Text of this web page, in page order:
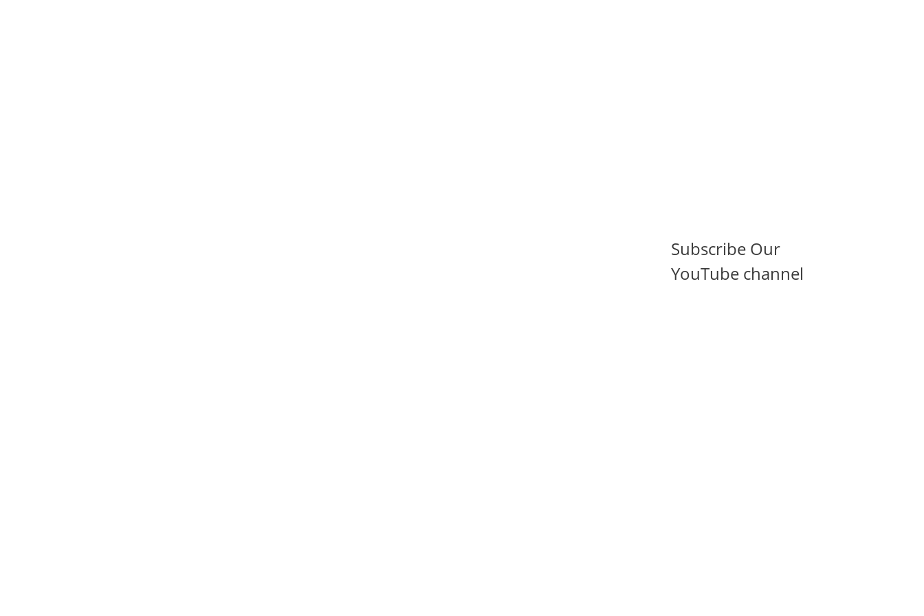
Subscribe Our
YouTube channel